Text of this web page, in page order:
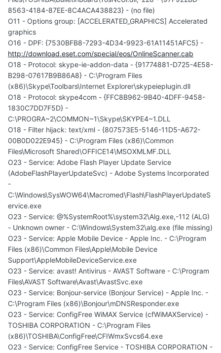
8563-4184-87EE-8C4ACA438823} - (no file)
O11 - Options group: [ACCELERATED_GRAPHICS] Accelerated
graphics
O16 - DPF: {7530BFB8-7293-4D34-9923-61A11451AFC5} -
http://download.eset.com/special/eos/OnlineScanner.cab
O18 - Protocol: skype-ie-addon-data - {91774881-D725-4E58-
B298-07617B9B86A8} - C:\Program Files
(x86)\Skype\Toolbars\Internet Explorer\skypeieplugin.dll
O18 - Protocol: skype4com - {FFC8B962-9B40-4DFF-9458-
1830C7DD7F5D} -
C:\PROGRA~2\COMMON~1\Skype\SKYPE4~1.DLL
O18 - Filter hijack: text/xml - {807573E5-5146-11D5-A672-
00B0D022E945} - C:\Program Files (x86)\Common
Files\Microsoft Shared\OFFICE14\MSOXMLMF.DLL
O23 - Service: Adobe Flash Player Update Service
(AdobeFlashPlayerUpdateSvc) - Adobe Systems Incorporated
-
C:\Windows\SysWOW64\Macromed\Flash\FlashPlayerUpdateS
ervice.exe
O23 - Service: @%SystemRoot%\system32\Alg.exe,-112 (ALG)
- Unknown owner - C:\Windows\System32\alg.exe (file missing)
O23 - Service: Apple Mobile Device - Apple Inc. - C:\Program
Files (x86)\Common Files\Apple\Mobile Device
Support\AppleMobileDeviceService.exe
O23 - Service: avast! Antivirus - AVAST Software - C:\Program
Files\AVAST Software\Avast\AvastSvc.exe
O23 - Service: Bonjour-service (Bonjour Service) - Apple Inc. -
C:\Program Files (x86)\Bonjour\mDNSResponder.exe
O23 - Service: ConfigFree WiMAX Service (cfWiMAXService) -
TOSHIBA CORPORATION - C:\Program Files
(x86)\TOSHIBA\ConfigFree\CFIWmxSvcs64.exe
O23 - Service: ConfigFree Service - TOSHIBA CORPORATION -